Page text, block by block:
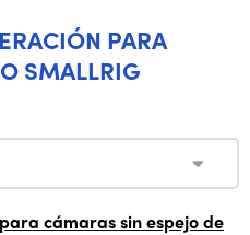
PARA
SMALLRIG
para cámaras sin espejo de